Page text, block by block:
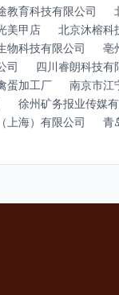
教育科技有限公司
美甲店 北京沐榕科
物科技有限公司 亳
司 四川睿朗科技有
蛋加工厂
南京市江
徐州矿务报业传媒
上海）有限公司 青